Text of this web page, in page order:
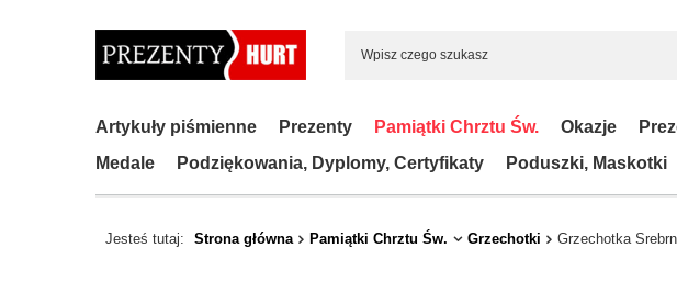
Artykuły piśmienne Prezenty Pamiątki Chrztu Św. Okazje
Medale
Podziękowania, Dyplomy, Certyfikaty Poduszki, Maskotki
Jesteś tutaj: Strona główna Pamiątki Chrztu Św. Grzechotki Grzechotka